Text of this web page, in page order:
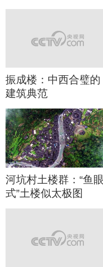
振成楼：中西合璧的
建筑典范
河坑村土楼群：“鱼眼
式”土楼似太极图